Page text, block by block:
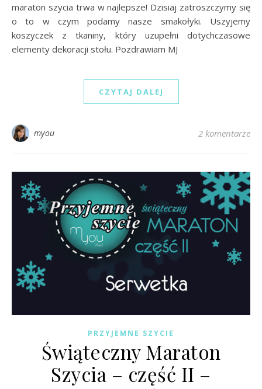
maraton szycia trwa w najlepsze! Dzisiaj zatroszczymy się
o to w czym podamy nasze smakołyki. Uszyjemy
koszyczek z tkaniny, który uzupełni dotychczasowe
elementy dekoracji stołu. Pozdrawiam MJ
CZYTAJ DALEJ
myou 2 komentarze
PRZYJEMNE SZYCIE
Świąteczny Maraton
Szycia – część II –